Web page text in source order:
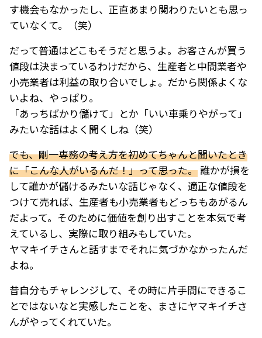
す機会もなかったし、正直あまり関わりたいとも思っ
ていなくて。（笑）
だって普通はどこもそうだと思うよ。お客さんが買う
値段は決まっているわけだから、生産者と中間業者や
小売業者は利益の取り合いでしょ。だから関係よくな
いよね、やっぱり。
「あっちばかり儲けて」とか「いい車乗りやがって」
みたいな話はよく聞くしね（笑）
でも、剛一専務の考え方を初めてちゃんと聞いたとき
に「こんな人がいるんだ！」って思った。誰かが損を
して誰かが儲けるみたいな話じゃなく、適正な値段を
つけて売れば、生産者も小売業者もどっちもあがるん
だよって。そのために価値を創り出すことを本気で考
えているし、実際に取り組みもしていた。
ヤマキイチさんと話すまでそれに気づかなかったんだ
よね。
昔自分もチャレンジして、その時に片手間にできるこ
とではないなと実感したことを、まさにヤマキイチさ
んがやってくれていた。